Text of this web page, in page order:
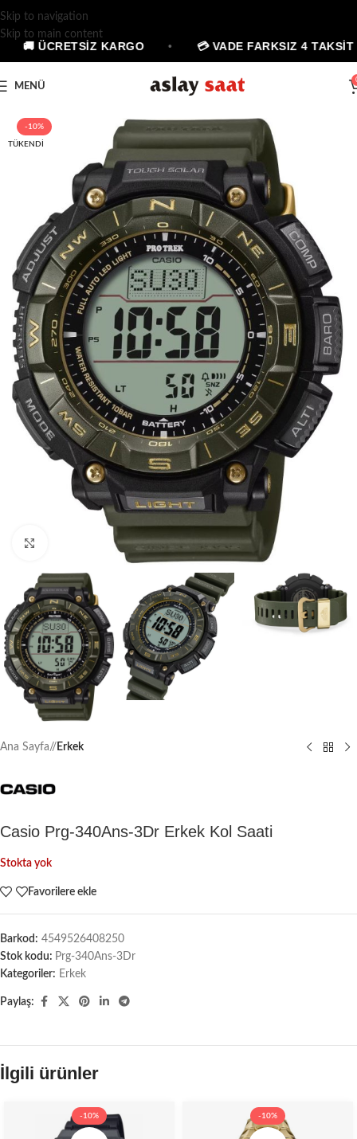
Skip to navigation
Skip to main content
🚚 ÜCRETSİZ KARGO 💳 VADE FARKSIZ 4 TAKSİT
MENÜ
-10%
TÜKENDI
Büyütmek için tıklayın
Ana Sayfa/ Erkek
Casio Prg-340Ans-3Dr Erkek Kol Saati
Stokta yok
Favorilere ekle
Barkod: 4549526408250
Stok kodu: Prg-340Ans-3Dr
Kategoriler: Erkek
Paylaş:
İlgili ürünler
-10% -10%